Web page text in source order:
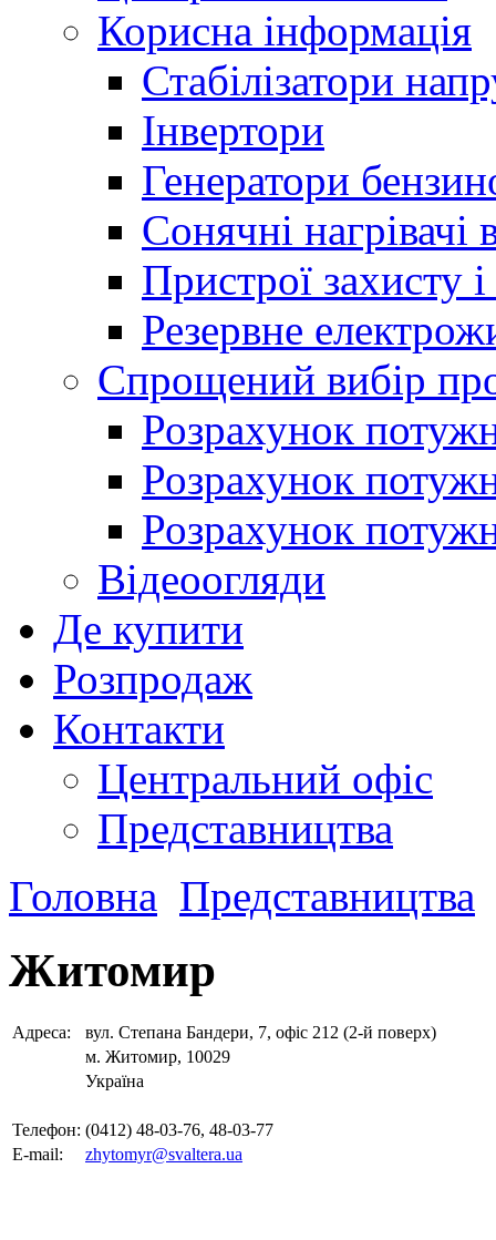
Корисна інформація
Стабілізатори
Інвертори
Генератори
Сонячні нагрівачі
Пристрої захисту і
Резервне
Спрощений вибір
Розрахунок
Розрахунок
Розрахунок
Відеоогляди
Де купити
Розпродаж
Контакти
Центральний офіс
Представництва
Головна Представництва
Житомир
Адреса:
вул. Степана Бандери, 7, офіс 212 (2-й поверх)
м. Житомир, 10029
Україна
Телефон: (0412) 48-03-76, 48-03-77
E-mail:
zhytomyr@svaltera.ua